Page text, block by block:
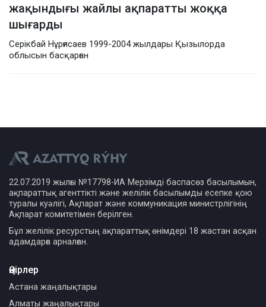
жақындығы жайлы ақпаратты жоққа
шығарды
Серікбай Нұрғисаев 1999-2004 жылдары Қызылорда
облысын басқарған
22.07.2019 жылғы №17798-ИА Мерзімді баспасөз басылымын,
ақпараттық агенттікті және желілік басылымды есепке қою
туралы куәлігі, Ақпарат және коммуникация министрлігінің
Ақпарат комитетімен берілген.
Бұл желілік ресурстың ақпараттық өнімдері 18 жастан асқан
адамдарға арналған.
Өңірлер
Астана жаңалықтары
Алматы жаңалықтары